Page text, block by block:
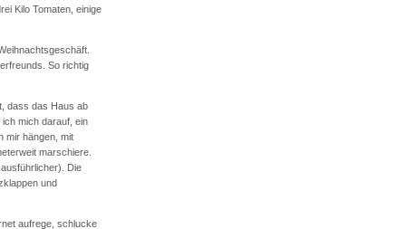
Kilo Tomaten, einige
So richtig
dass das Haus ab
mich darauf, ein
mir hängen, mit
marschiere.
Die
und
aufrege, schlucke